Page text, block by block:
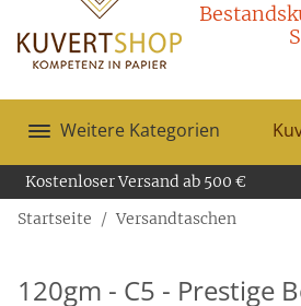
Weitere Kategorien
Kostenloser Versand ab 500 €
Startseite
Versandtaschen
120gm - C5 - Prestige